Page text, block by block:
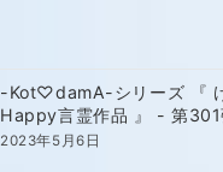
-Kot♡damA-シリーズ 『
Happy言霊作品 』 - 第
2023年5月6日